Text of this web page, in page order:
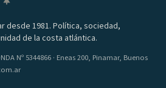
desde 1981. Política, sociedad,
de la costa atlántica.
Nº 5344866 · Eneas 200, Pinamar, Buenos